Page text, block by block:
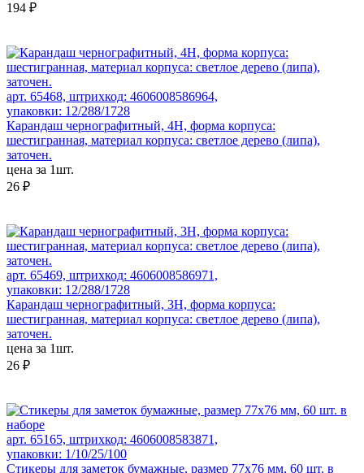
194 ₽
арт. 65468, штрихкод: 4606008586964,
упаковки: 12/288/1728
Карандаш чернографитный, 4H, форма корпуса:
шестигранная, материал корпуса: светлое дерево (липа),
заточен.
цена за 1шт.
26 ₽
арт. 65469, штрихкод: 4606008586971,
упаковки: 12/288/1728
Карандаш чернографитный, 3H, форма корпуса:
шестигранная, материал корпуса: светлое дерево (липа),
заточен.
цена за 1шт.
26 ₽
арт. 65165, штрихкод: 4606008583871,
упаковки: 1/10/25/100
Стикеры для заметок бумажные, размер 77х76 мм, 60 шт. в